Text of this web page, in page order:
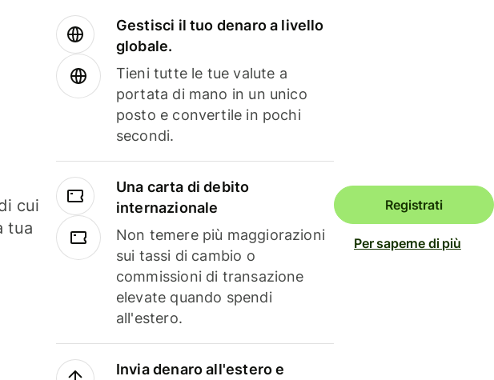
cui
tua
Gestisci il tuo denaro a livello
globale.
Tieni tutte le tue valute a
portata di mano in un unico
posto e convertile in pochi
secondi.
Una carta di debito
internazionale
Non temere più maggiorazioni
sui tassi di cambio o
commissioni di transazione
elevate quando spendi
all'estero.
Invia denaro all'estero e
Registrati
Per saperne di più